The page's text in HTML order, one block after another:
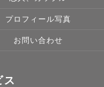
プロフィール写真
お問い合わせ
ス